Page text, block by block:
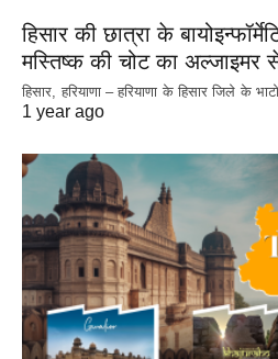
हिसार की छात्रा के
मस्तिष्क की चोट का
हिसार, हरियाणा – हरियाणा के हिसार जिले के
1 year ago